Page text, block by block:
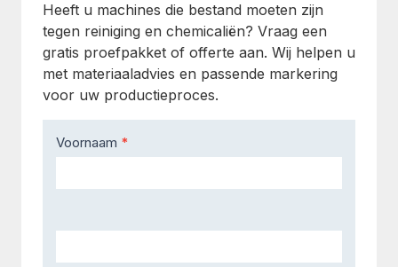
Heeft u machines die bestand moeten zijn
tegen reiniging en chemicaliën? Vraag een
gratis proefpakket of offerte aan. Wij helpen u
met materiaaladvies en passende markering
voor uw productieproces.
Contact
Us
Voornaam *